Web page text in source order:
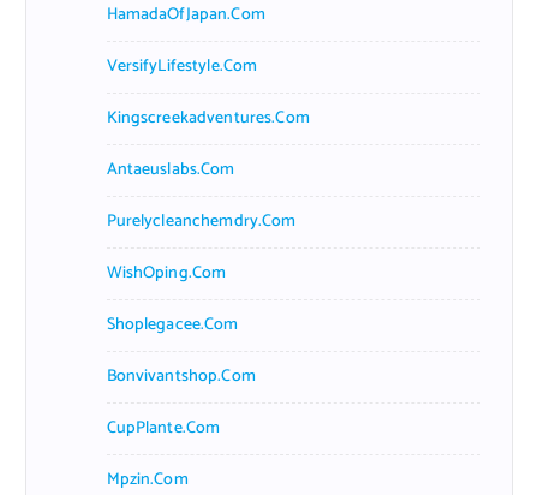
HamadaOfJapan.com
VersifyLifestyle.com
Kingscreekadventures.com
Antaeuslabs.com
Purelycleanchemdry.com
WishOping.com
Shoplegacee.com
Bonvivantshop.com
CupPlante.com
Mpzin.com